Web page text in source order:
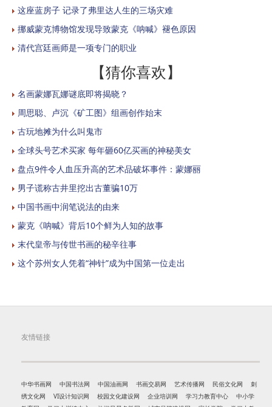
这座蓝房子 记录了弗里达人生的三场灾难
挪威蒙克博物馆发现导致蒙克《呐喊》褪色原因
清代宫廷画师是一项专门的职业
【猜你喜欢】
名画蒙娜瓦娜谜底即将揭晓？
周思聪、卢沉《矿工图》组画创作始末
古玩地摊为什么叫鬼市
全球头号艺术买家 每年砸60亿买画的神秘美女
盘点9件令人血压升高的艺术品破坏事件：蒙娜丽
男子谎称古井里挖出古董骗10万
中国书画中润笔说法的由来
蒙克《呐喊》背后10个鲜为人知的故事
末代皇帝与传世书画的秘辛往事
这个苏州女人凭着“神针”成为中国第一位走出
友情链接
中华书画网 中国书法网 中国油画网 书画交易网 艺术传播网 民俗文化网
刺
绣文化网
VI设计知识网 校园文化建设网 企业培训网 学习力教育中心
中小学